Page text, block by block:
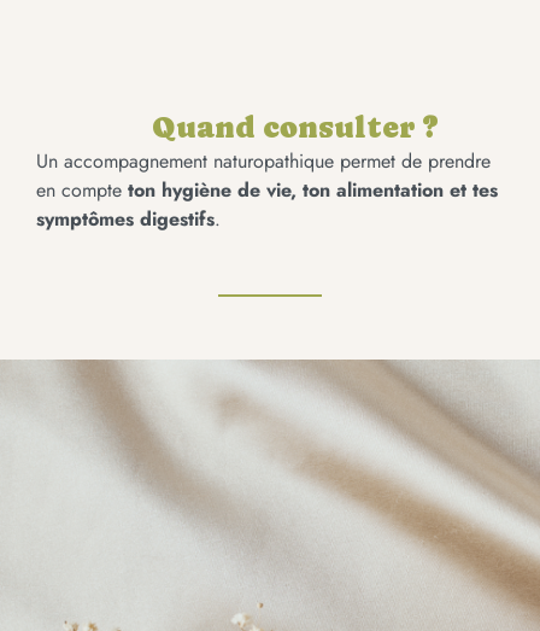
Quand consulter ?
Un accompagnement naturopathique permet de prendre
en compte ton hygiène de vie, ton alimentation et tes
symptômes digestifs.